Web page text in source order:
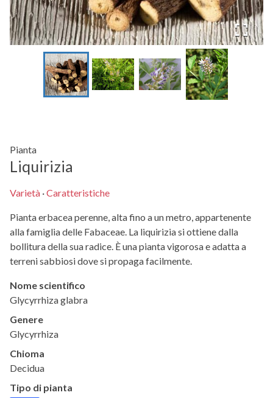
Pianta
Liquirizia
Varietà ·Caratteristiche
Pianta erbacea perenne, alta fino a un metro, appartenente
alla famiglia delle Fabaceae. La liquirizia si ottiene dalla
bollitura della sua radice. È una pianta vigorosa e adatta a
terreni sabbiosi dove si propaga facilmente.
Nome scientifico
Glycyrrhiza glabra
Genere
Glycyrrhiza
Chioma
Decidua
Tipo di pianta